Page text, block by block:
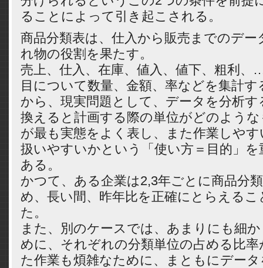
ることによって引き起こされる。
商品分類表は、仕入から販売までのデ
れ物の役割を果たす。
売上、仕入、在庫、値入、値下、粗利、
目について数量、金額、率などを集計
から、現実問題として、データを分析
換えると計画する際の単位がどのよう
が最も実態をよく表し、また作業しや
扱いやすいかという「使い方＝目的」
ある。
かつて、ある企業は2,3年ごとに商品分
め、長い間、昨年比を正確にとらえる
た。
また、別のケースでは、あまりにも細
めに、それぞれの分類単位の占める比
た作業も煩雑なために、まともにデー